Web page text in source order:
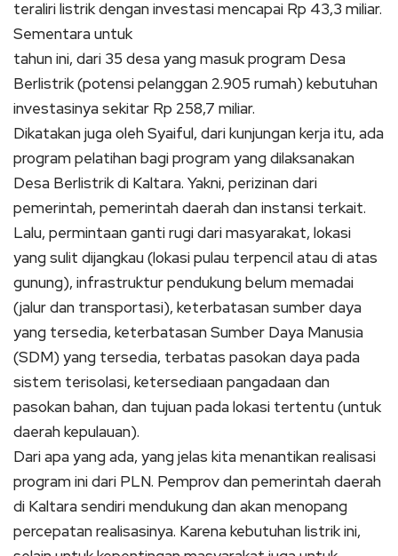
teraliri listrik dengan investasi mencapai Rp 43,3 miliar.
Sementara untuk
tahun ini, dari 35 desa yang masuk program Desa
Berlistrik (potensi pelanggan 2.905 rumah) kebutuhan
investasinya sekitar Rp 258,7 miliar.
Dikatakan juga oleh Syaiful, dari kunjungan kerja itu, ada
program pelatihan bagi program yang dilaksanakan
Desa Berlistrik di Kaltara. Yakni, perizinan dari
pemerintah, pemerintah daerah dan instansi terkait.
Lalu, permintaan ganti rugi dari masyarakat, lokasi
yang sulit dijangkau (lokasi pulau terpencil atau di atas
gunung), infrastruktur pendukung belum memadai
(jalur dan transportasi), keterbatasan sumber daya
yang tersedia, keterbatasan Sumber Daya Manusia
(SDM) yang tersedia, terbatas pasokan daya pada
sistem terisolasi, ketersediaan pangadaan dan
pasokan bahan, dan tujuan pada lokasi tertentu (untuk
daerah kepulauan).
Dari apa yang ada, yang jelas kita menantikan realisasi
program ini dari PLN. Pemprov dan pemerintah daerah
di Kaltara sendiri mendukung dan akan menopang
percepatan realisasinya. Karena kebutuhan listrik ini,